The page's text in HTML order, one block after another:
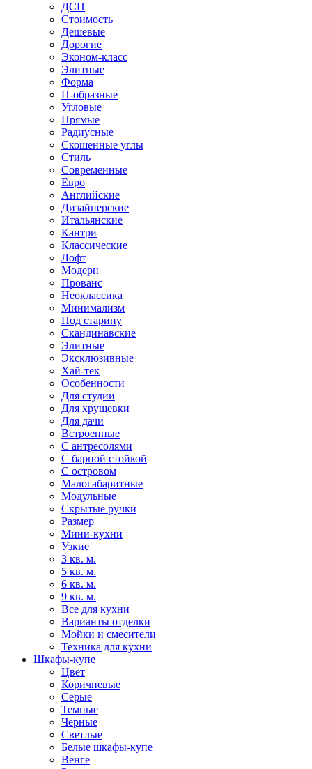
ДСП
Стоимость
Дешевые
Дорогие
Эконом-класс
Элитные
Форма
П-образные
Угловые
Прямые
Радиусные
Скошенные углы
Стиль
Современные
Евро
Английские
Дизайнерские
Итальянские
Кантри
Классические
Лофт
Модерн
Прованс
Неоклассика
Минимализм
Под старину
Скандинавские
Элитные
Эксклюзивные
Хай-тек
Особенности
Для студии
Для хрущевки
Для дачи
Встроенные
С антресолями
С барной стойкой
С островом
Малогабаритные
Модульные
Скрытые ручки
Размер
Мини-кухни
Узкие
3 кв. м.
5 кв. м.
6 кв. м.
9 кв. м.
Все для кухни
Варианты отделки
Мойки и смесители
Техника для кухни
Шкафы-купе
Цвет
Коричневые
Серые
Темные
Черные
Светлые
Белые шкафы-купе
Венге